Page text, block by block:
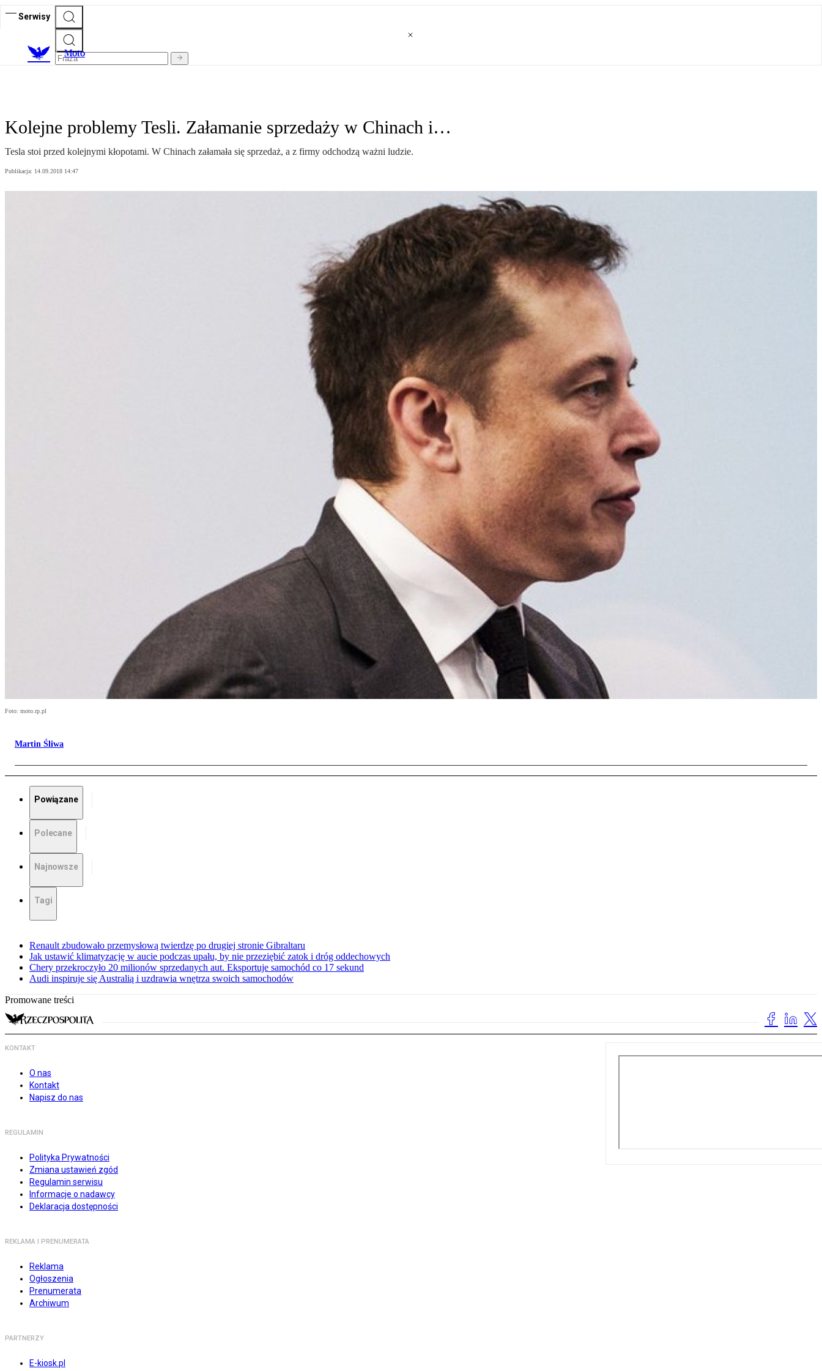
Serwisy
Moto
Kolejne problemy Tesli. Załamanie sprzedaży w Chinach i…
Tesla stoi przed kolejnymi kłopotami. W Chinach załamała się sprzedaż, a z firmy odchodzą ważni ludzie.
Publikacja: 14.09.2018 14:47
Foto: moto.rp.pl
Martin Śliwa
Powiązane
Polecane
Najnowsze
Tagi
Renault zbudowało przemysłową twierdzę po drugiej stronie Gibraltaru
Jak ustawić klimatyzację w aucie podczas upału, by nie przeziębić zatok i dróg oddechowych
Chery przekroczyło 20 milionów sprzedanych aut. Eksportuje samochód co 17 sekund
Audi inspiruje się Australią i uzdrawia wnętrza swoich samochodów
Promowane treści
KONTAKT
O nas
Kontakt
Napisz do nas
REGULAMIN
Polityka Prywatności
Zmiana ustawień zgód
Regulamin serwisu
Informacje o nadawcy
Deklaracja dostępności
REKLAMA I PRENUMERATA
Reklama
Ogłoszenia
Prenumerata
Archiwum
PARTNERZY
E-kiosk.pl